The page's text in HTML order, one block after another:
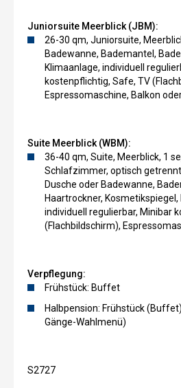
Juniorsuite Meerblick (JBM):
26-30 qm, Juniorsuite,
Badewanne, Bademantel,
Klimaanlage, individuell
kostenpflichtig, Safe, TV
Espressomaschine, Balkon
Suite Meerblick (WBM):
36-40 qm, Suite, Meerblick, 1
Schlafzimmer, optisch
Dusche oder Badewanne,
Haartrockner, Kosmetikspiegel,
individuell regulierbar, Minibar
(Flachbildschirm),
Verpflegung:
Frühstück: Buffet
Halbpension: Frühstück
Gänge-Wahlmenü)
S2727